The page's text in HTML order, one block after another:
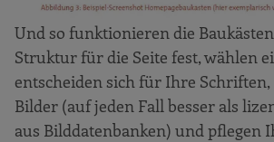
Und so funktionieren die
Struktur für die Seite fest, wählen
entscheiden sich für Ihre
Bilder (auf jeden Fall besser als
aus Bilddatenbanken) und pflegen